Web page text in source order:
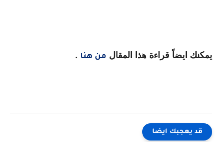
يمكنك ايضاً قراءة هذا المقال من هنا .
قد يعجبك ايضا